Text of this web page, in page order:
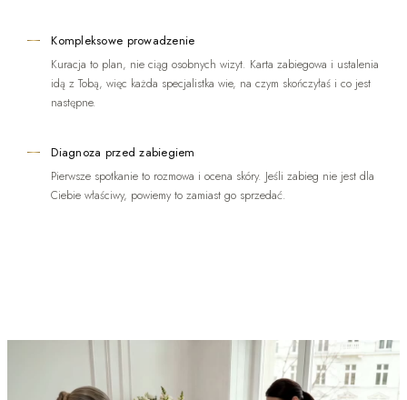
Kompleksowe prowadzenie
Kuracja to plan, nie ciąg osobnych wizyt. Karta zabiegowa i ustalenia
idą z Tobą, więc każda specjalistka wie, na czym skończyłaś i co jest
następne.
Diagnoza przed zabiegiem
Pierwsze spotkanie to rozmowa i ocena skóry. Jeśli zabieg nie jest dla
Ciebie właściwy, powiemy to zamiast go sprzedać.